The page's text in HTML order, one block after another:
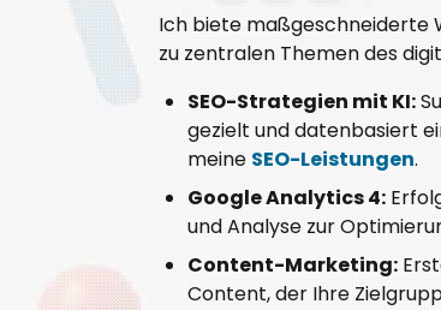
Ich biete maßgeschneiderte
zu zentralen Themen des
SEO-Strategien mit KI:
gezielt und datenbasiert
meine SEO-Leistungen.
Google Analytics 4:
und Analyse zur
Content-Marketing:
Content, der Ihre